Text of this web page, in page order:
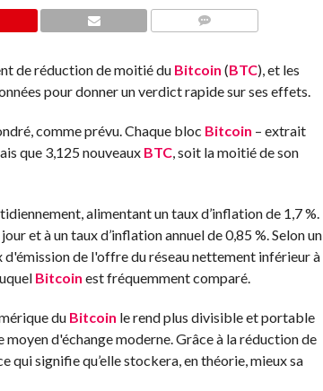
de réduction de moitié du Bitcoin (BTC), et les
pour donner un verdict rapide sur ses effets.
comme prévu. Chaque bloc Bitcoin – extrait
que 3,125 nouveaux BTC, soit la moitié de son
alimentant un taux d’inflation de 1,7 %.
et à un taux d’inflation annuel de 0,85 %. Selon un
de l'offre du réseau nettement inférieur à
Bitcoin est fréquemment comparé.
du Bitcoin le rend plus divisible et portable
moyen d'échange moderne. Grâce à la réduction de
qui signifie qu’elle stockera, en théorie, mieux sa